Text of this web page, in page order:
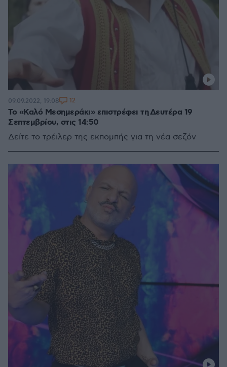
Το «Καλό Μεσημεράκι» επιστρέφει τη Δευτέρα 19
Σεπτεμβρίου, στις 14:50
Δείτε το τρέιλερ της εκπομπής για τη νέα σεζόν
09.09.2022, 19:08 12